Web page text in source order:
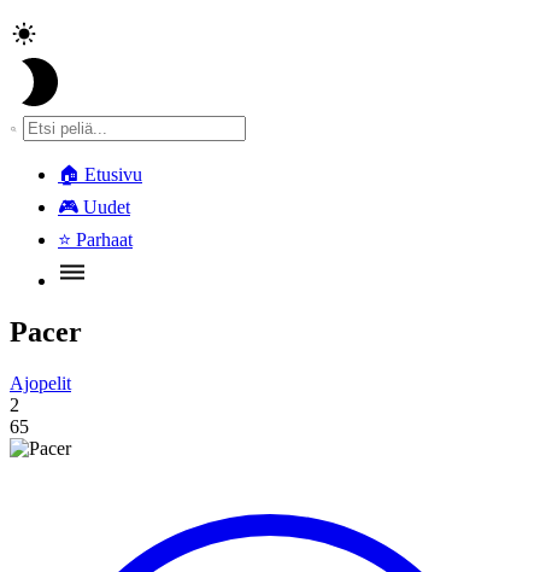
🏠 Etusivu
🎮 Uudet
⭐ Parhaat
Pacer
Ajopelit
2
65